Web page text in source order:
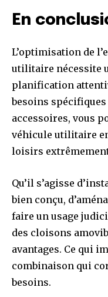
En
L’optimisation de
utilitaire nécessite
planification
besoins
accessoires, vous
véhicule utilitaire
loisirs
Qu’il s’agisse
bien conçu,
faire un usage
des cloisons
avantages. Ce qui
combinaison qui
besoins.